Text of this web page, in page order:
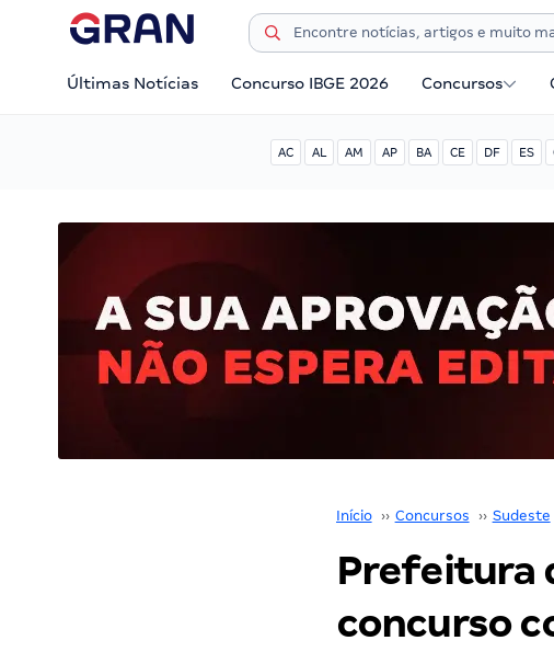
Últimas Notícias Concurso IBGE 2026 Concursos
AC AL AM AP BA CE DF ES
Início ›› Concursos ›› Sudeste
Prefeitura
concurso